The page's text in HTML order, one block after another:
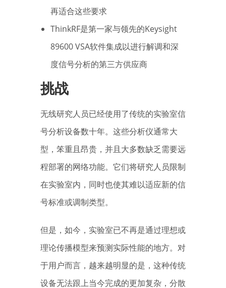
再适合这些要求
ThinkRF是第一家与领先的Keysight
89600 VSA软件集成以进行解调和深
度信号分析的第三方供应商
挑战
无线研究人员已经使用了传统的实验室信
号分析设备数十年。这些分析仪通常大
型，笨重且昂贵，并且大多数缺乏需要远
程部署的网络功能。它们将研究人员限制
在实验室内，同时也使其难以适应新的信
号标准或调制类型。
但是，如今，实验室已不再是通过理想或
理论传播模型来预测实际性能的地方。对
于用户而言，越来越明显的是，这种传统
设备无法跟上当今完成的更加复杂，分散